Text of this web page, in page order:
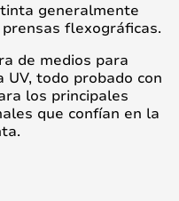
generalmente
flexográficas.
de medios para
todo probado con
los principales
que confían en la